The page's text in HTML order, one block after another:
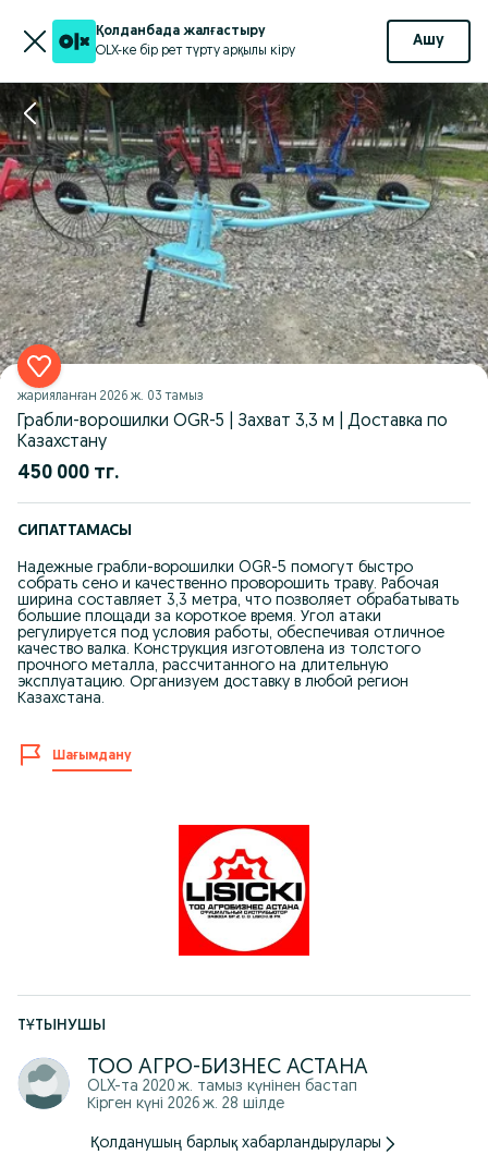
Қолданбада жалғастыру
OLX-ке бір рет түрту арқылы кіру
Ашу
жарияланған 2026 ж. 03 тамыз
Грабли-ворошилки OGR-5 | Захват 3,3 м | Доставка по
Казахстану
450 000 тг.
СИПАТТАМАСЫ
Надежные грабли-ворошилки OGR-5 помогут быстро
собрать сено и качественно проворошить траву. Рабочая
ширина составляет 3,3 метра, что позволяет обрабатывать
большие площади за короткое время. Угол атаки
регулируется под условия работы, обеспечивая отличное
качество валка. Конструкция изготовлена из толстого
прочного металла, рассчитанного на длительную
эксплуатацию. Организуем доставку в любой регион
Казахстана.
Шағымдану
ТҰТЫНУШЫ
ТОО АГРО-БИЗНЕС АСТАНА
OLX-та 2020 ж. тамыз күнінен бастап
Кірген күні 2026 ж. 28 шілде
Қолданушың барлық хабарландырулары